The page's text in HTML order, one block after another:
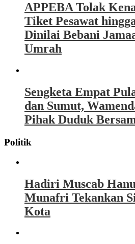
APPEBA Tolak
Tiket Pesawat
Dinilai Bebani
Umrah
Sengketa Empat
dan Sumut,
Pihak Duduk
Politik
Hadiri Muscab
Munafri Tekankan
Kota